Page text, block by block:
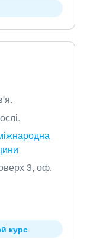
3, оф.
курс